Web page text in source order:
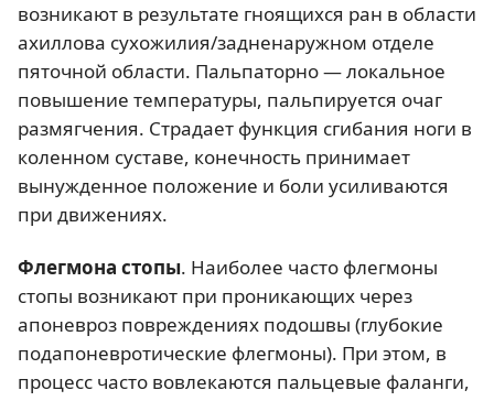
возникают в результате гноящихся ран в области
ахиллова сухожилия/задненаружном отделе
пяточной области. Пальпаторно — локальное
повышение температуры, пальпируется очаг
размягчения. Страдает функция сгибания ноги в
коленном суставе, конечность принимает
вынужденное положение и боли усиливаются
при движениях.
Флегмона стопы. Наиболее часто флегмоны
стопы возникают при проникающих через
апоневроз повреждениях подошвы (глубокие
подапоневротические флегмоны). При этом, в
процесс часто вовлекаются пальцевые фаланги,